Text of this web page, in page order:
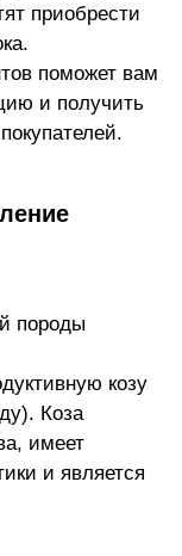
приобрести
поможет вам
и получить
породы
козу
Коза
имеет
и является